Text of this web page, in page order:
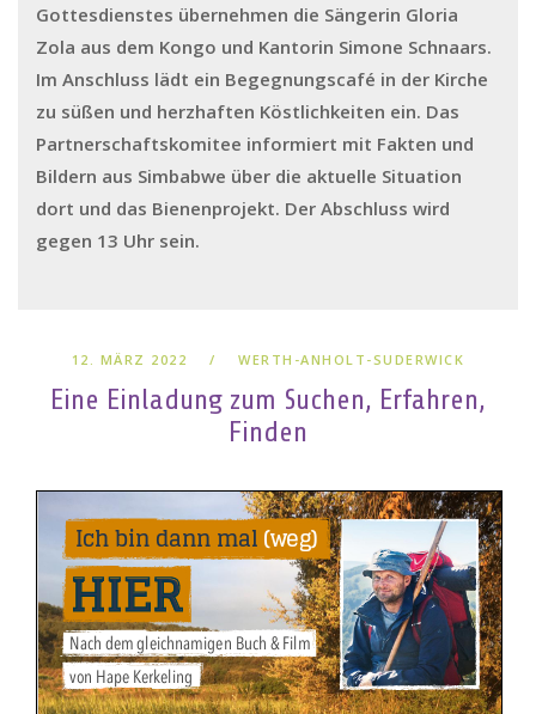
Gottesdienstes übernehmen die Sängerin Gloria
Zola aus dem Kongo und Kantorin Simone Schnaars.
Im Anschluss lädt ein Begegnungscafé in der Kirche
zu süßen und herzhaften Köstlichkeiten ein. Das
Partnerschaftskomitee informiert mit Fakten und
Bildern aus Simbabwe über die aktuelle Situation
dort und das Bienenprojekt. Der Abschluss wird
gegen 13 Uhr sein.
12. MÄRZ 2022 WERTH-ANHOLT-SUDERWICK
Eine Einladung zum Suchen, Erfahren,
Finden